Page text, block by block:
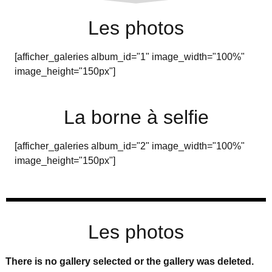
Les photos
[afficher_galeries album_id="1" image_width="100%"
image_height="150px"]
La borne à selfie
[afficher_galeries album_id="2" image_width="100%"
image_height="150px"]
Les photos
There is no gallery selected or the gallery was deleted.